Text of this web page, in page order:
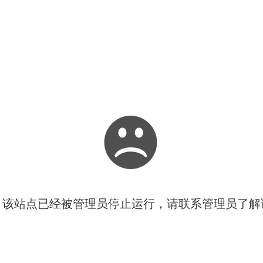
站点已经被管理员停止运行，请联系管理员了